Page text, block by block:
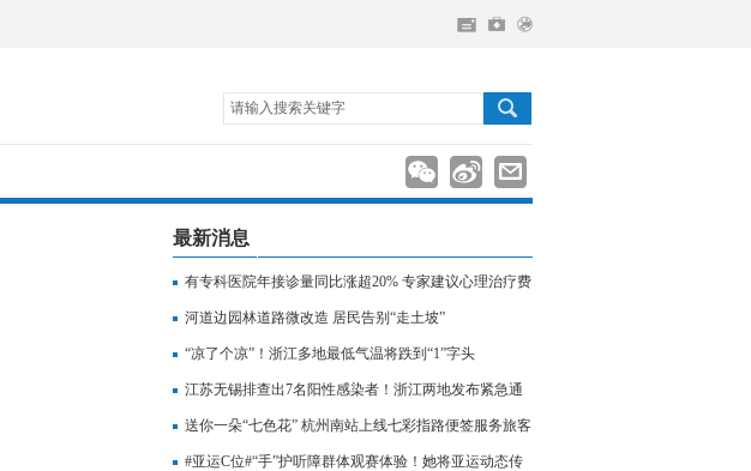
请输入搜索关键字
最新消息
有专科医院年接诊量同比涨超20% 专家建议心理治疗费
用纳入医保
河道边园林道路微改造 居民告别“走土坡”
“凉了个凉”！浙江多地最低气温将跌到“1”字头
江苏无锡排查出7名阳性感染者！浙江两地发布紧急通
知，相关人员请立即报备
送你一朵“七色花” 杭州南站上线七彩指路便签服务旅客
出行
#亚运C位#“手”护听障群体观赛体验！她将亚运动态传